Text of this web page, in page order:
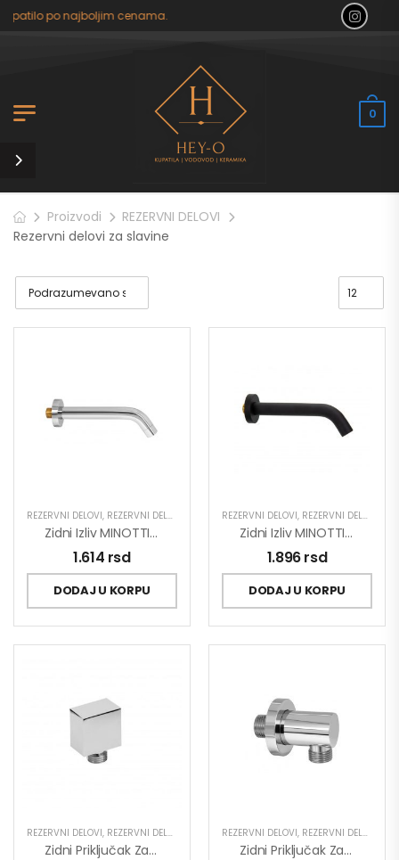
po najboljim cenama.
0
Proizvodi
REZERVNI DELOVI
Rezervni delovi za slavine
REZERVNI DELOVI, REZERVNI DELOVI ZA SLAVINE
Zidni Izliv MINOTTI TUBO 210mm 6103
1.614 rsd
DODAJ U KORPU
REZERVNI DELOVI, REZERVNI DELOVI ZA SLAVINE
Zidni Izliv MINOTTI TUBO DARK ELEGANCE 210mm 6103B
1.896rsd
DODAJ U KORPU
REZERVNI DELOVI, REZERVNI DELOVI ZA SLAVINE
Zidni Priključak Za Tuš Crevo MINOTTI QUADRA 1102
REZERVNI DELOVI, REZERVNI DELOVI ZA SLAVINE
Zidni Priključak Za Tuš Crevo MINOTTI TUBO 6102